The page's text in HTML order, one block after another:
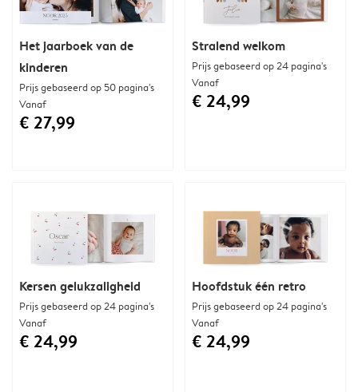
Kersen gelukzaligheid
Prijs gebaseerd op 24 pagina's
Vanaf
€ 24,99
Stralend welkom
Prijs gebaseerd op 24 pagina's
Vanaf
€ 24,99
Hoofdstuk één retro
Prijs gebaseerd op 24 pagina's
Vanaf
€ 24,99
Het jaarboek van de
kinderen
Prijs gebaseerd op 50 pagina's
Vanaf
€ 27,99